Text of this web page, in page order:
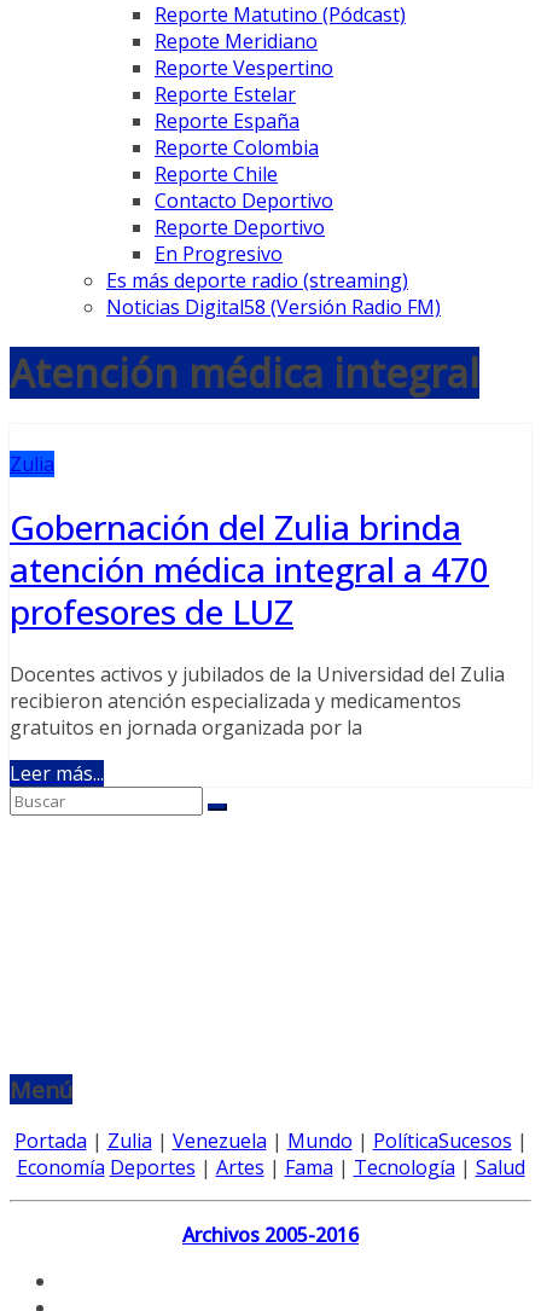
Reporte Matutino (Pódcast)
Repote Meridiano
Reporte Vespertino
Reporte Estelar
Reporte España
Reporte Colombia
Reporte Chile
Contacto Deportivo
Reporte Deportivo
En Progresivo
Es más deporte radio (streaming)
Noticias Digital58 (Versión Radio FM)
Atención médica integral
Zulia
Gobernación del Zulia brinda
atención médica integral a 470
profesores de LUZ
Docentes activos y jubilados de la Universidad del Zulia
recibieron atención especializada y medicamentos
gratuitos en jornada organizada por la
Leer más...
Menú
Portada | Zulia | Venezuela | Mundo | PolíticaSucesos |
Economía Deportes | Artes | Fama | Tecnología | Salud
Archivos 2005-2016